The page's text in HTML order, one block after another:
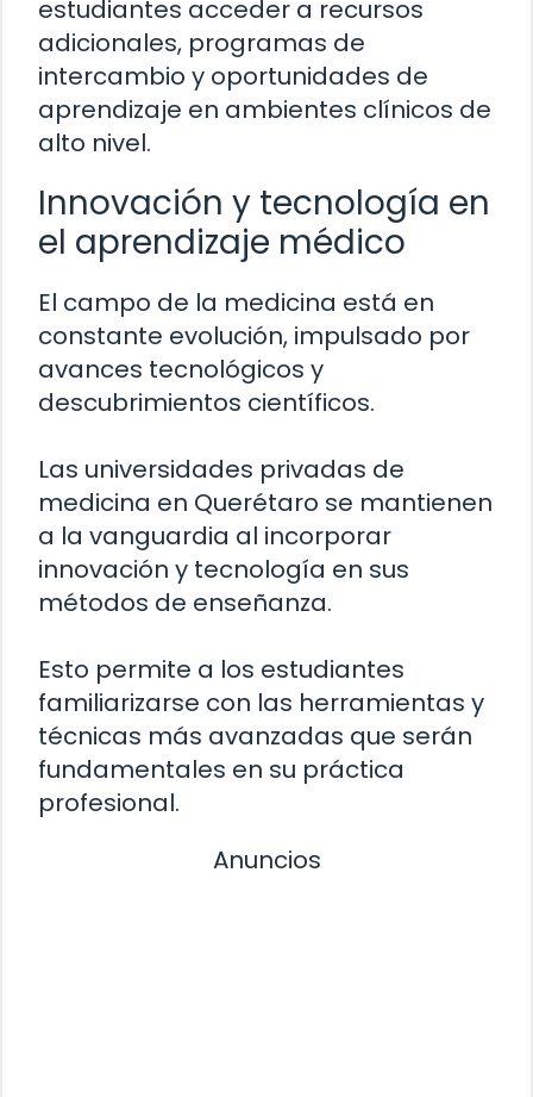
estudiantes acceder a recursos
adicionales, programas de
intercambio y oportunidades de
aprendizaje en ambientes clínicos de
alto nivel.
Innovación y tecnología en
el aprendizaje médico
El campo de la medicina está en
constante evolución, impulsado por
avances tecnológicos y
descubrimientos científicos.
Las universidades privadas de
medicina en Querétaro se mantienen
a la vanguardia al incorporar
innovación y tecnología en sus
métodos de enseñanza.
Esto permite a los estudiantes
familiarizarse con las herramientas y
técnicas más avanzadas que serán
fundamentales en su práctica
profesional.
Anuncios